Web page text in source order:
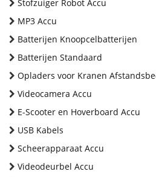
Stofzuiger Robot Accu
MP3 Accu
Batterijen Knoopcelbatterijen
Batterijen Standaard
Opladers voor Kranen
Videocamera Accu
E-Scooter en Hoverboard Accu
USB Kabels
Scheerapparaat Accu
Videodeurbel Accu